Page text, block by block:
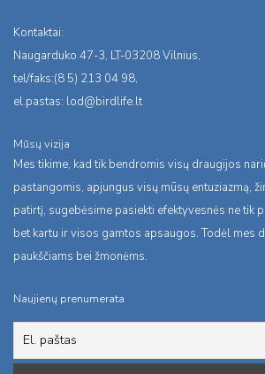
Kontaktai:
Naugarduko 47-3, LT-03208 Vilnius,
tel/faks:(8 5) 213 04 98,
el.pastas: lod@birdlife.lt
Mūsų vizija
Mes tikime, kad tik bendromis visų draugijos
pastangomis, apjungus visų mūsų entuziazmą,
patirtį, sugebėsime pasiekti efektyvesnės ne tik
bet kartu ir visos gamtos apsaugos. Todėl mes
paukščiams bei žmonėms.
Naujienų prenumerata